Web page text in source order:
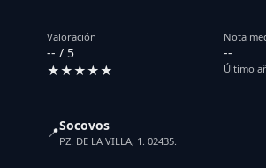
Valoración
-- / 5
★★★★★
Nota
--
Último
📍Socovos
PZ. DE LA VILLA, 1. 02435.